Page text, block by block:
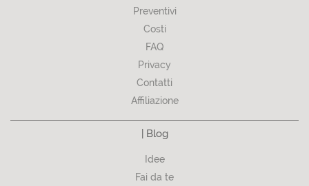
Preventivi
Costi
FAQ
Privacy
Contatti
Affiliazione
| Blog
Idee
Fai da te